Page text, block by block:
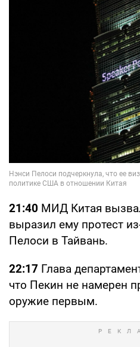
21:40 МИД Китая
выразил ему протест
Пелоси в Тайвань.
22:17 Глава
что Пекин не намерен
оружие первым.